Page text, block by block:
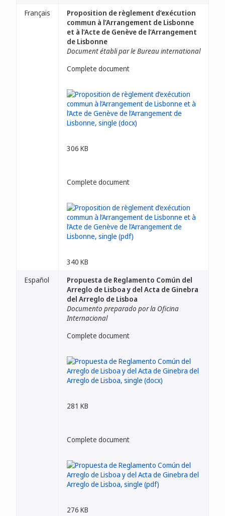
Français
Proposition de règlement d’exécution
commun à l’Arrangement de Lisbonne
et à l’Acte de Genève de l’Arrangement
de Lisbonne
Document établi par le Bureau international
Complete document
306 KB
Complete document
340 KB
Español
Propuesta de Reglamento Común del
Arreglo de Lisboa y del Acta de Ginebra
del Arreglo de Lisboa
Documento preparado por la Oficina
Internacional
Complete document
281 KB
Complete document
276 KB